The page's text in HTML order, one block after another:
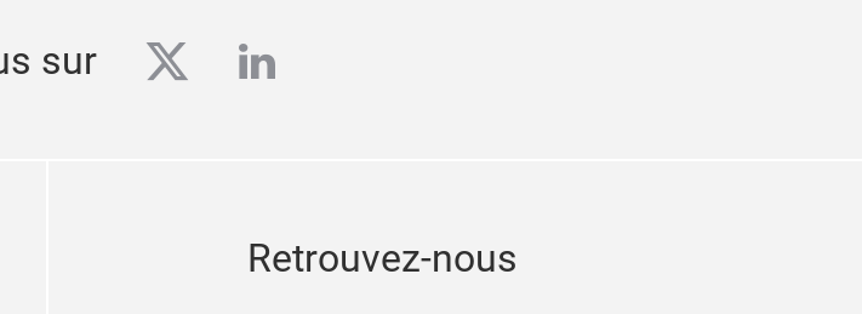
sur twitterlinkedin
Retrouvez-nous